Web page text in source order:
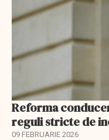
Reforma
reguli stricte de
09 FEBRUARIE 2026